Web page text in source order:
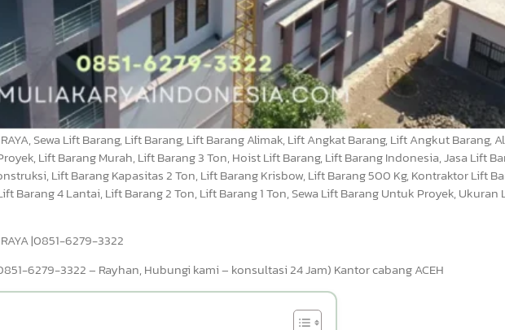
Sewa Lift Barang, Lift Barang, Lift Barang Alimak, Lift Angkat Barang, Lift Angkut Barang,
Lift Barang Murah, Lift Barang 3 Ton, Hoist Lift Barang, Lift Barang Indonesia, Jasa Lift
Lift Barang Kapasitas 2 Ton, Lift Barang Krisbow, Lift Barang 500 Kg, Kontraktor Lift
Barang 4 Lantai, Lift Barang 2 Ton, Lift Barang 1 Ton, Sewa Lift Barang Untuk Proyek, Ukuran
|0851-6279-3322
6279-3322 – Rayhan, Hubungi kami – konsultasi 24 Jam) Kantor cabang ACEH